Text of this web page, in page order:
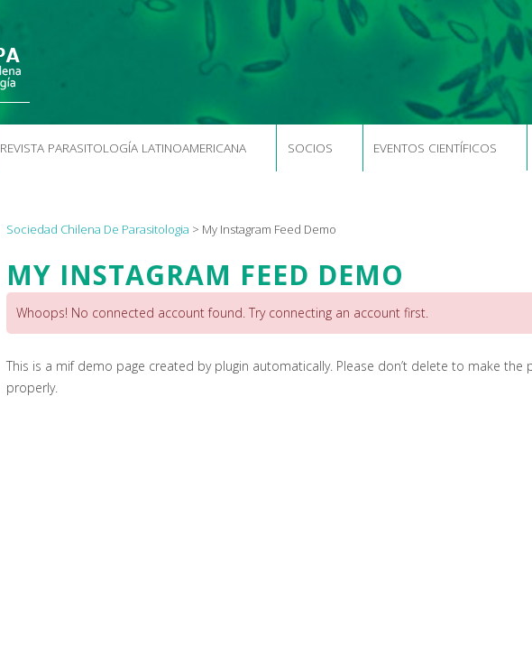
REVISTA PARASITOLOGÍA LATINOAMERICANA SOCIOS EVENTOS CIENTÍFICOS
Sociedad Chilena De Parasitologia > My Instagram Feed Demo
MY INSTAGRAM FEED DEMO
Whoops! No connected account found. Try connecting an account first.
This is a mif demo page created by plugin automatically. Please don’t delete to make the
properly.